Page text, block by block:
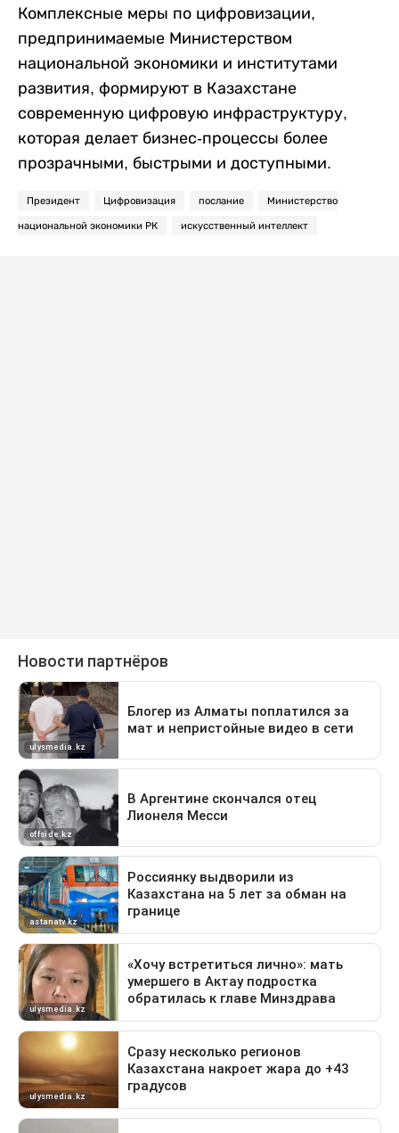
Комплексные меры по цифровизации,
предпринимаемые Министерством
национальной экономики и институтами
развития, формируют в Казахстане
современную цифровую инфраструктуру,
которая делает бизнес-процессы более
прозрачными, быстрыми и доступными.
Президент Цифровизация послание Министерство
национальной экономики РК искусственный интеллект